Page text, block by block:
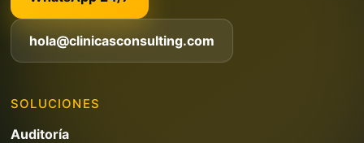
hola@clinicasconsulting.com
SOLUCIONES
Auditoría